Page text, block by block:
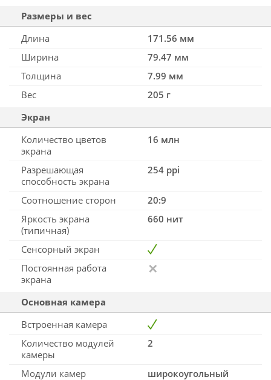
Размеры и вес
Длина
171.56 мм
Ширина
79.47 мм
Толщина
7.99 мм
Вес
205 г
Экран
Количество цветов
экрана
16 млн
Разрешающая
способность экрана
254 ppi
Соотношение сторон
20:9
Яркость экрана
(типичная)
660 нит
Сенсорный экран
Постоянная работа
экрана
Основная камера
Встроенная камера
Количество модулей
камеры
2
Модули камер
широкоугольный